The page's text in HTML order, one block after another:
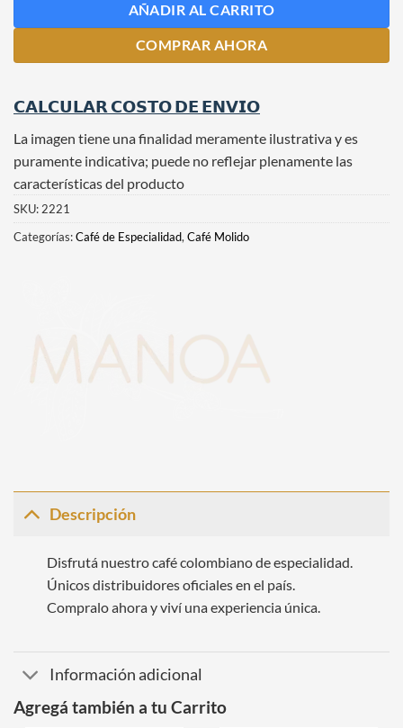
AÑADIR AL CARRITO
COMPRAR AHORA
𝗖𝗔𝗟𝗖𝗨𝗟𝗔𝗥 𝗖𝗢𝗦𝗧𝗢 𝗗𝗘 𝗘𝗡𝗩𝗜𝗢
La imagen tiene una finalidad meramente ilustrativa y es
puramente indicativa; puede no reflejar plenamente las
características del producto
SKU:2221
Categorías:Café de Especialidad,Café Molido
Descripción
Disfrutá nuestro café colombiano de especialidad.
Únicos distribuidores oficiales en el país.
Compralo ahora y viví una experiencia única.
Información adicional
Agregá también a tu Carrito